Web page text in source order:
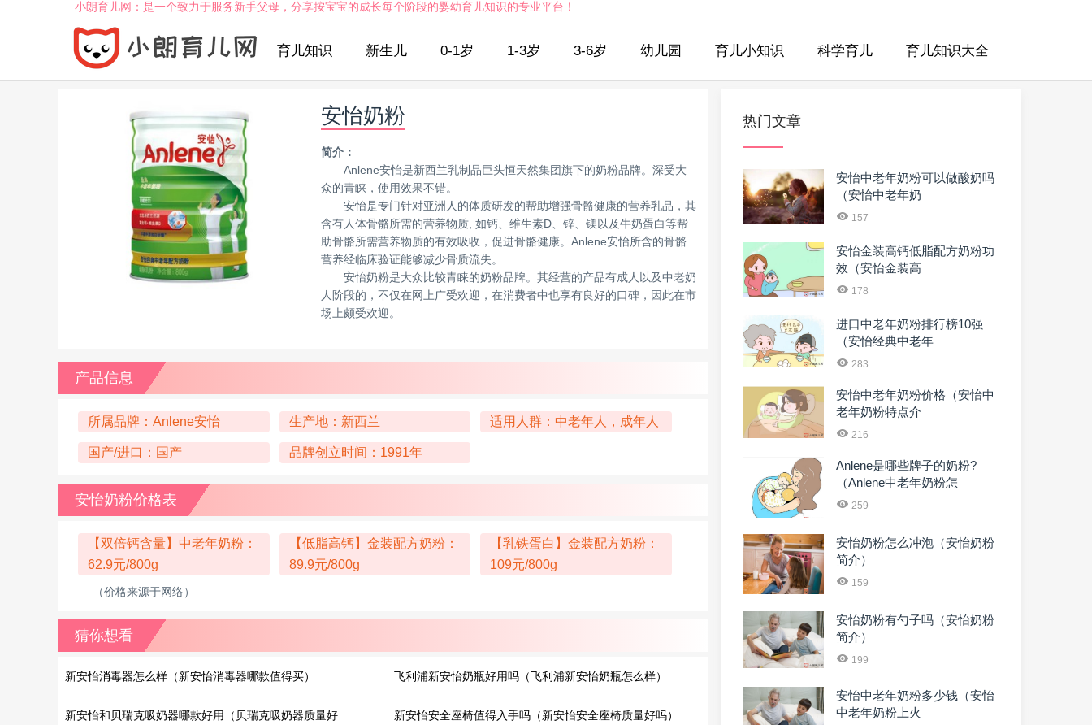
小朗育儿网：是一个致力于服务新手父母，分享按宝宝的成长每个阶段的婴幼育儿知识的专业平台！
育儿知识 新生儿 0-1岁 1-3岁 3-6岁 幼儿园 育儿小知识 科学育儿 育儿知识大全
安怡奶粉
简介：
Anlene安怡是新西兰乳制品巨头恒天然集团旗下的奶粉品牌。深受大
众的青睐，使用效果不错。
安怡是专门针对亚洲人的体质研发的帮助增强骨骼健康的营养乳品，其
含有人体骨骼所需的营养物质, 如钙、维生素D、锌、镁以及牛奶蛋白等帮
助骨骼所需营养物质的有效吸收，促进骨骼健康。Anlene安怡所含的骨骼
营养经临床验证能够减少骨质流失。
安怡奶粉是大众比较青睐的奶粉品牌。其经营的产品有成人以及中老奶
人阶段的，不仅在网上广受欢迎，在消费者中也享有良好的口碑，因此在市
场上颇受欢迎。
产品信息
所属品牌：Anlene安怡 生产地：新西兰 适用人群：中老年人，成年人
国产/进口：国产 品牌创立时间：1991年
安怡奶粉价格表
【双倍钙含量】中老年奶粉：
62.9元/800g
【低脂高钙】金装配方奶粉：
89.9元/800g
【乳铁蛋白】金装配方奶粉：
109元/800g
（价格来源于网络）
猜你想看
新安怡消毒器怎么样（新安怡消毒器哪款值得买） 飞利浦新安怡奶瓶好用吗（飞利浦新安怡奶瓶怎么样）
新安怡和贝瑞克吸奶器哪款好用（贝瑞克吸奶器质量好 新安怡安全座椅值得入手吗（新安怡安全座椅质量好吗）
热门文章
安怡中老年奶粉可以做酸奶吗
（安怡中老年奶
157
安怡金装高钙低脂配方奶粉功
效（安怡金装高
178
进口中老年奶粉排行榜10强
（安怡经典中老年
283
安怡中老年奶粉价格（安怡中
老年奶粉特点介
216
Anlene是哪些牌子的奶粉?
（Anlene中老年奶粉怎
259
安怡奶粉怎么冲泡（安怡奶粉
简介）
159
安怡奶粉有勺子吗（安怡奶粉
简介）
199
安怡中老年奶粉多少钱（安怡
中老年奶粉上火